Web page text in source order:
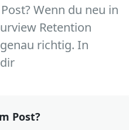
Wenn du neu in
Retention
richtig. In
Post?